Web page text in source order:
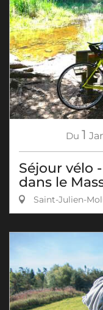
Du 1
Séjour vélo
dans le
Saint-Julien-